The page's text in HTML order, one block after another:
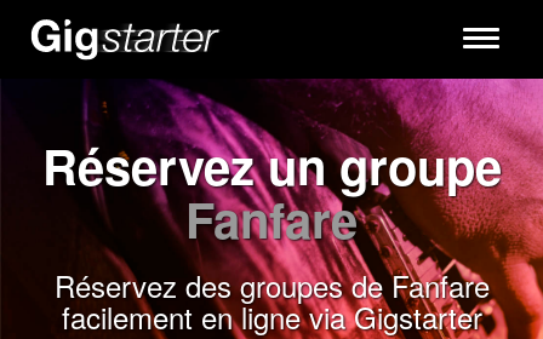
Toggle
Réservez un groupe
Fanfare
Réservez des groupes de Fanfare
facilement en ligne via Gigstarter